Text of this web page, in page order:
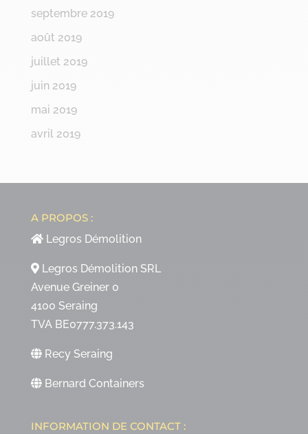
septembre 2019
août 2019
juillet 2019
juin 2019
mai 2019
avril 2019
A PROPOS :
Legros Démolition
Legros Démolition SRL
Avenue Greiner 0
4100 Seraing
TVA BE0777.373.143
Recy Seraing
Bernard Containers
INFORMATION DE CONTACT :